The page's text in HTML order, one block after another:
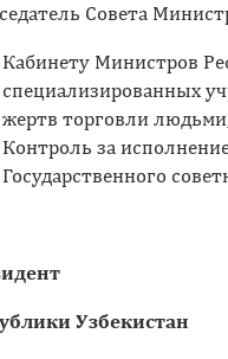
Совета
Кабинету Министров
специализированных
жертв торговли
Контроль за
Государственного